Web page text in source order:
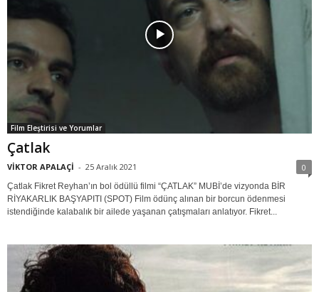
Film Eleştirisi ve Yorumlar
Çatlak
VİKTOR APALAÇİ - 25 Aralık 2021 0
Çatlak Fikret Reyhan’ın bol ödüllü filmi “ÇATLAK” MUBİ’de vizyonda BİR
RİYAKARLIK BAŞYAPITI (SPOT) Film ödünç alınan bir borcun ödenmesi
istendiğinde kalabalık bir ailede yaşanan çatışmaları anlatıyor. Fikret...